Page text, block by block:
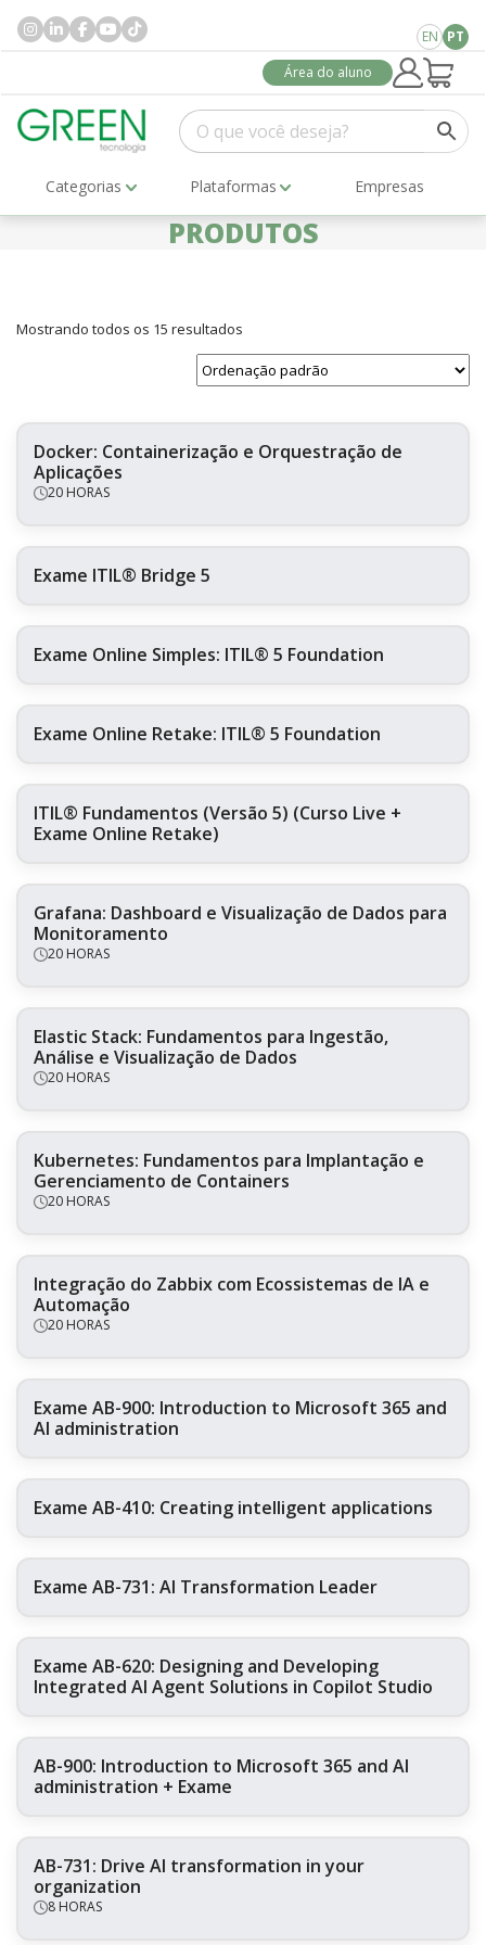
EN PT
Área do aluno
Categorias Plataformas Empresas
PRODUTOS
Mostrando todos os 15 resultados
Docker: Containerização e Orquestração de
Aplicações
20 HORAS
Exame ITIL® Bridge 5
Exame Online Simples: ITIL® 5 Foundation
Exame Online Retake: ITIL® 5 Foundation
ITIL® Fundamentos (Versão 5) (Curso Live +
Exame Online Retake)
Grafana: Dashboard e Visualização de Dados para
Monitoramento
20 HORAS
Elastic Stack: Fundamentos para Ingestão,
Análise e Visualização de Dados
20 HORAS
Kubernetes: Fundamentos para Implantação e
Gerenciamento de Containers
20 HORAS
Integração do Zabbix com Ecossistemas de IA e
Automação
20 HORAS
Exame AB-900: Introduction to Microsoft 365 and
AI administration
Exame AB-410: Creating intelligent applications
Exame AB-731: AI Transformation Leader
Exame AB-620: Designing and Developing
Integrated AI Agent Solutions in Copilot Studio
AB-900: Introduction to Microsoft 365 and AI
administration + Exame
AB-731: Drive AI transformation in your
organization
8 HORAS